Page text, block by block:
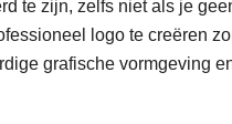
te zijn, zelfs niet als je
logo te creëren
grafische vormgeving